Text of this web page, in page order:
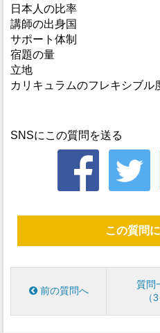
日本人の比率
講師の出身国
サポート体制
宿題の量
立地
カリキュラムのフレキシブル
SNSにこの質問を送る
この質問
前の質問へ
質問
3